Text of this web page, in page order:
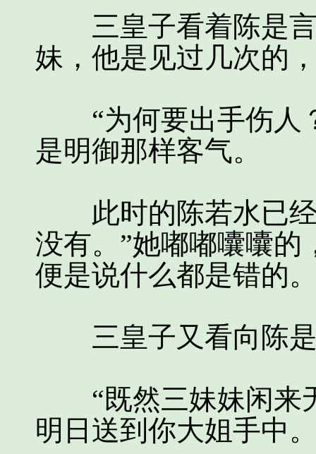
三皇子看着陈是言
妹，他是见过几次的
“为何要出手伤人
是明御那样客气。
此时的陈若水已经
没有。”她嘟嘟囔囔
便是说什么都是错的
三皇子又看向陈是
“既然三妹妹闲来
明日送到你大姐手中